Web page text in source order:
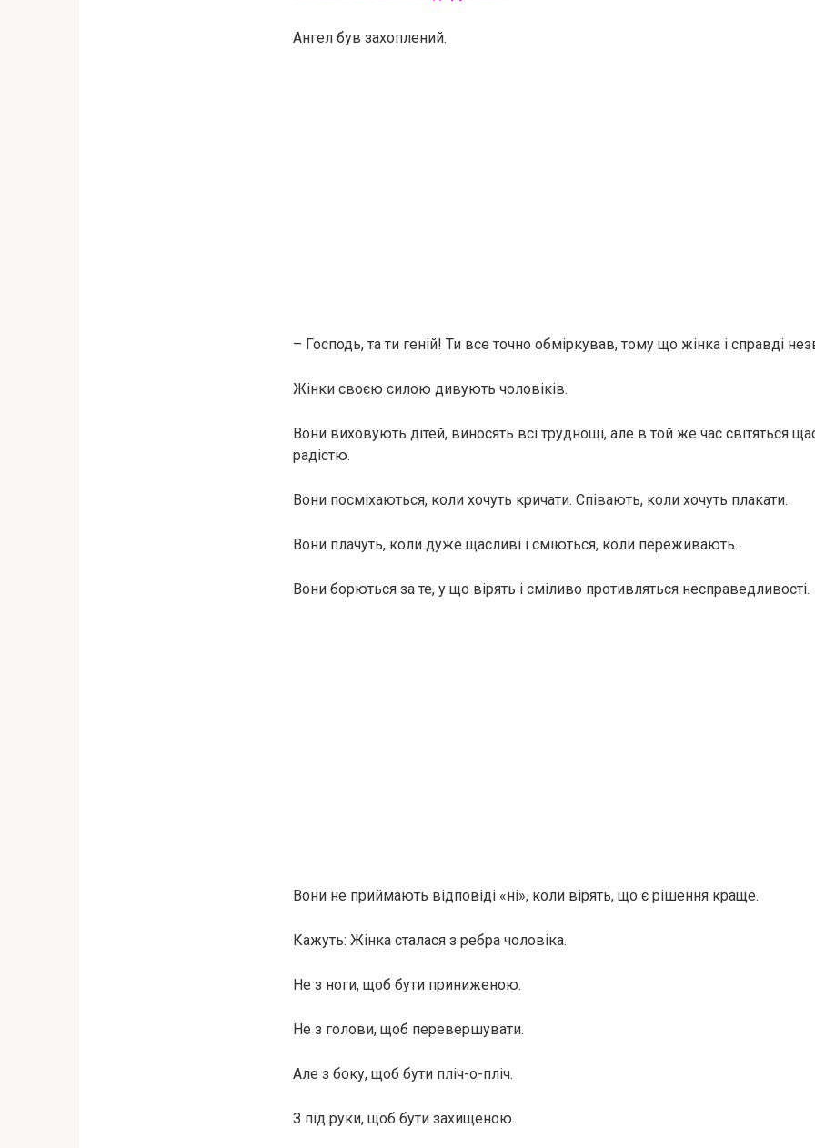
Ангел був захоплений.
– Господь, та ти геній! Ти все точно обміркував, тому що жінка і справді
Жінки своєю силою дивують чоловіків.
Вони виховують дітей, виносять всі труднощі, але в той же час світяться
радістю.
Вони посміхаються, коли хочуть кричати. Співають, коли хочуть плакати.
Вони плачуть, коли дуже щасливі і сміються, коли переживають.
Вони борються за те, у що вірять і сміливо противляться несправедливості.
Вони не приймають відповіді «ні», коли вірять, що є рішення краще.
Кажуть: Жінка сталася з ребра чоловіка.
Не з ноги, щоб бути приниженою.
Не з голови, щоб перевершувати.
Але з боку, щоб бути пліч-о-пліч.
З під руки, щоб бути захищеною.